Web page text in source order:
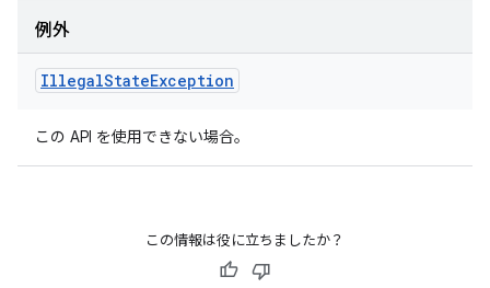
例外
IllegalStateException
この API を使用できない場合。
この情報は役に立ちましたか？